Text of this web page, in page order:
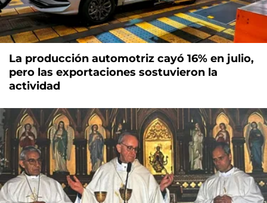
La producción automotriz cayó 16% en julio,
pero las exportaciones sostuvieron la
actividad